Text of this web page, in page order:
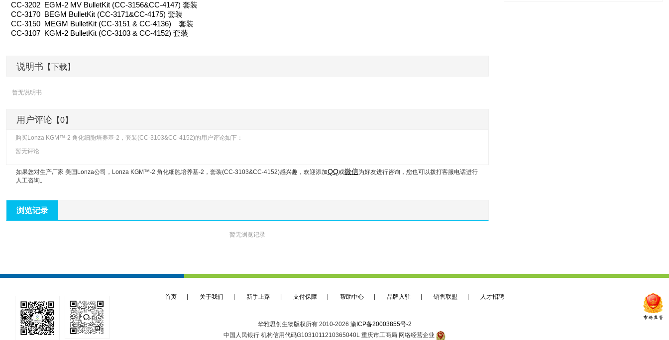
CC-3202 EGM-2 MV BulletKit (CC-3156&CC-4147) 套装
CC-3170 BEGM BulletKit (CC-3171&CC-4175) 套装
CC-3150 MEGM BulletKit (CC-3151 & CC-4136) 套装
CC-3107 KGM-2 BulletKit (CC-3103 & CC-4152) 套装
说明书 【下载】
暂无说明书
用户评论 【0】
购买Lonza KGM™-2 角化细胞培养基-2，套装(CC-3103&CC-4152)的用户评论如下：
暂无评论
如果您对生产厂家 美国Lonza公司， Lonza KGM™-2 角化细胞培养基-2，套装(CC-3103&CC-4152)感兴趣，欢迎添加QQ或微信为好友进行咨询，您也可以拨打客服电话进行
人工咨询。
浏览记录
暂无浏览记录
首页 关于我们 新手上路 支付保障 帮助中心 品牌入驻 销售联盟 人才招聘
华雅思创生物版权所有 2010-2026 渝ICP备20003855号-2
中国人民银行 机构信用代码G1031011210365040L 重庆市工商局 网络经营企业